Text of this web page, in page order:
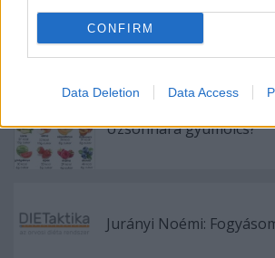
CONFIRM
Data Deletion Data Access
Az olaszok folyton
mégsem híznak el. De
Uzsonnára gyümölcs?
Jurányi Noémi: